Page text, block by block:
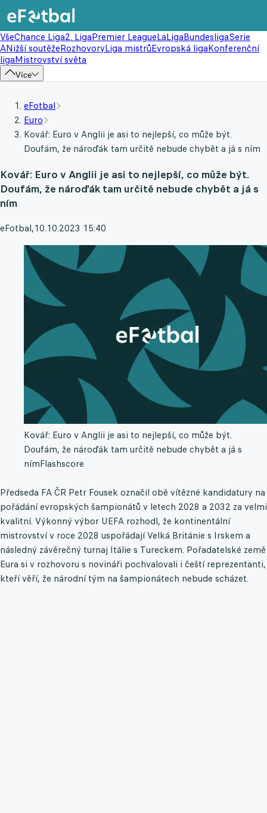
VšeChance Liga2. LigaPremier LeagueLaLigaBundesligaSerie
ANižší soutěžeRozhovoryLiga mistrůEvropská ligaKonferenční
ligaMistrovství světa
Více
eFotbal
Euro
Kovář: Euro v Anglii je asi to nejlepší, co může být.
Doufám, že nároďák tam určitě nebude chybět a já s ním
Kovář: Euro v Anglii je asi to nejlepší, co může být.
Doufám, že nároďák tam určitě nebude chybět a já s
ním
eFotbal,10.10.2023 15:40
Kovář: Euro v Anglii je asi to nejlepší, co může být.
Doufám, že nároďák tam určitě nebude chybět a já s
nímFlashscore
Předseda FA ČR Petr Fousek označil obě vítězné kandidatury na
pořádání evropských šampionátů v letech 2028 a 2032 za velmi
kvalitní. Výkonný výbor UEFA rozhodl, že kontinentální
mistrovství v roce 2028 uspořádají Velká Británie s Irskem a
následný závěrečný turnaj Itálie s Tureckem. Pořadatelské země
Eura si v rozhovoru s novináři pochvalovali i čeští reprezentanti,
kteří věří, že národní tým na šampionátech nebude scházet.